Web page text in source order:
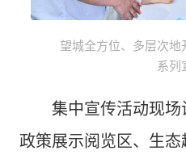
望城全方位、多层次地
系列
集中宣传活动现场
政策展示阅览区、生态